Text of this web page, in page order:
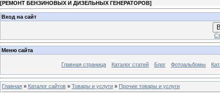
[РЕМОНТ БЕНЗИНОВЫХ И ДИЗЕЛЬНЫХ ГЕНЕРАТОРОВ]
Вход на сайт
Меню сайта
Главная страница Каталог статей Блог Фотоальбомы
Главная » Каталог сайтов » Товары и услуги » Прочие товары и услуги